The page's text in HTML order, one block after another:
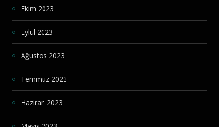
Ekim 2023
Eylül 2023
Ağustos 2023
Temmuz 2023
Haziran 2023